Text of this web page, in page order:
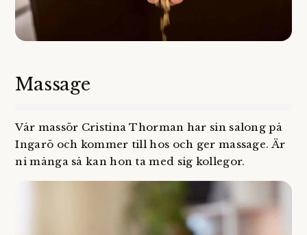
Massage
Vår massör Cristina Thorman har sin salong på
Ingarö och kommer till hos och ger massage. Är
ni många så kan hon ta med sig kollegor.